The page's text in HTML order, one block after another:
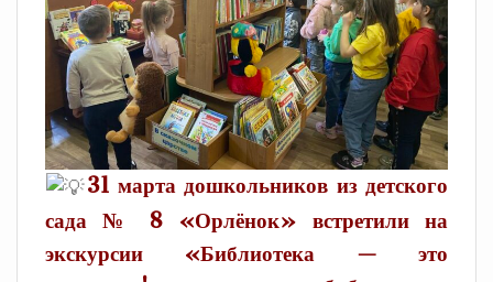
31 марта дошкольников из детского
сада № 8 «Орлёнок» встретили на
экскурсии «Библиотека — это